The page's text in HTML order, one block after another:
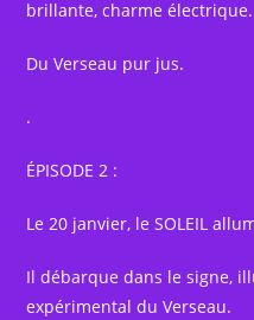
brillante, charme électrique.
Du Verseau pur jus.
.
ÉPISODE 2 :
Le 20 janvier, le SOLEIL
Il débarque dans le signe,
expérimental du Verseau.